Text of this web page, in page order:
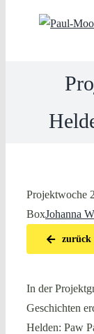
Projektwoche
BoxJohanna
zurück
In der
Geschichten
Helden: Paw